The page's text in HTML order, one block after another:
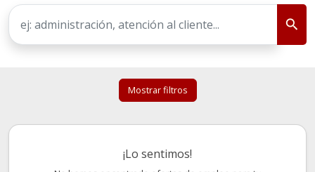
Mostrar filtros
¡Lo sentimos!